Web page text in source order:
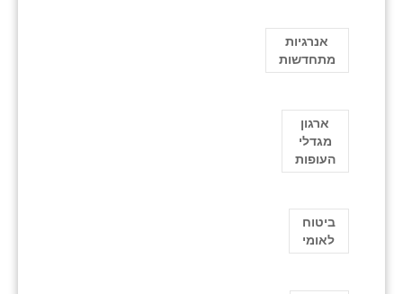
אנרגיות
מתחדשות
ארגון
מגדלי
העופות
ביטוח
לאומי